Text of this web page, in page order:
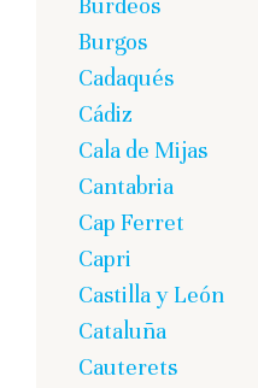
Burdeos
Burgos
Cadaqués
Cádiz
Cala de Mijas
Cantabria
Cap Ferret
Capri
Castilla y León
Cataluña
Cauterets